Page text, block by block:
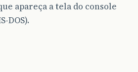
apareça a tela do console
DOS).